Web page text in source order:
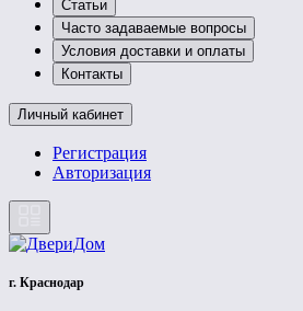
Статьи
Часто задаваемые вопросы
Условия доставки и оплаты
Контакты
Личный кабинет
Регистрация
Авторизация
г. Краснодар